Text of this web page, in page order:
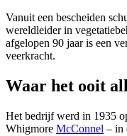
Vanuit een bescheiden
wereldleider in
afgelopen 90 jaar is een
veerkracht.
Waar het ooit
Het bedrijf werd in 1935
Whigmore McConnel – in